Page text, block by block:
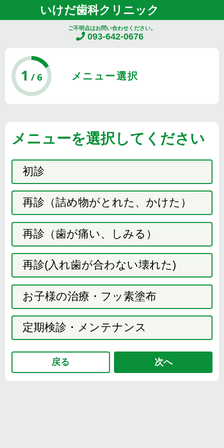
いけだ歯科クリニック
ご不明点はお問い合わせください。
093-642-0676
メニューを選択してください
初診
再診（詰め物がとれた、かけた）
再診（歯が痛い、しみる）
再診(入れ歯が合わない壊れた)
お子様の治療・フッ素塗布
定期検診・メンテナンス
戻る
メニュー選択